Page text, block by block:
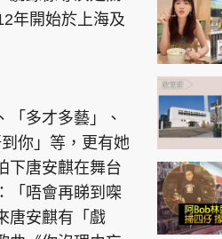
年開始於上海及
「多才多藝」、
你」等，更有她
下唐安麒在舞台
「唔會再睇到㗎
唐安麒有「戲